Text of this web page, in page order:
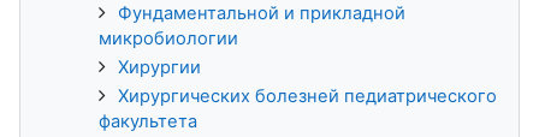
Фундаментальной и прикладной
микробиологии
Хирургии
Хирургических болезней педиатрического
факультета